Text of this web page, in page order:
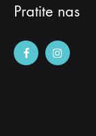
Pratite nas